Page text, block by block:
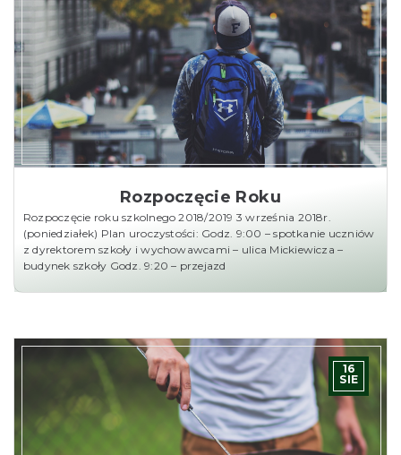
Rozpoczęcie Roku
Rozpoczęcie roku szkolnego 2018/2019 3 września 2018r.
(poniedziałek) Plan uroczystości: Godz. 9:00 – spotkanie uczniów
z dyrektorem szkoły i wychowawcami – ulica Mickiewicza –
budynek szkoły Godz. 9:20 – przejazd
16
SIE